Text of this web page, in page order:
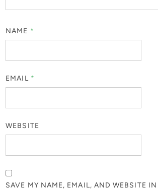
NAME *
EMAIL *
WEBSITE
SAVE MY NAME, EMAIL, AND WEBSITE